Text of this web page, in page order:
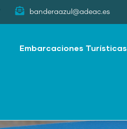
banderaazul@adeac.es
Embarcaciones Turísticas